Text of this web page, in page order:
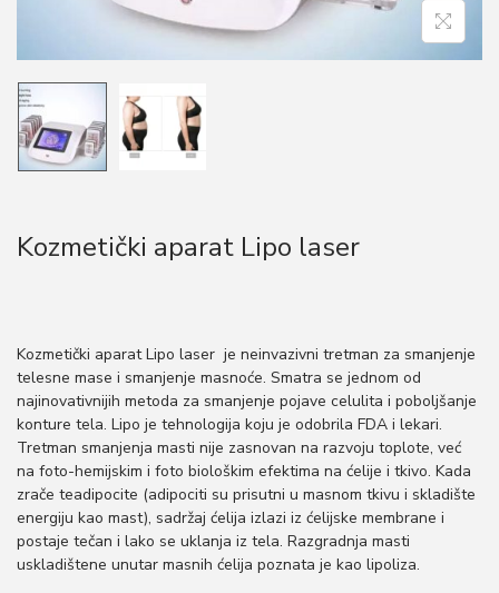
Kozmetički aparat Lipo laser
Kozmetički aparat Lipo laser je neinvazivni tretman za smanjenje
telesne mase i smanjenje masnoće. Smatra se jednom od
najinovativnijih metoda za smanjenje pojave celulita i poboljšanje
konture tela. Lipo je tehnologija koju je odobrila FDA i lekari.
Tretman smanjenja masti nije zasnovan na razvoju toplote, već
na foto-hemijskim i foto biološkim efektima na ćelije i tkivo. Kada
zrače teadipocite (adipociti su prisutni u masnom tkivu i skladište
energiju kao mast), sadržaj ćelija izlazi iz ćelijske membrane i
postaje tečan i lako se uklanja iz tela. Razgradnja masti
uskladištene unutar masnih ćelija poznata je kao lipoliza.